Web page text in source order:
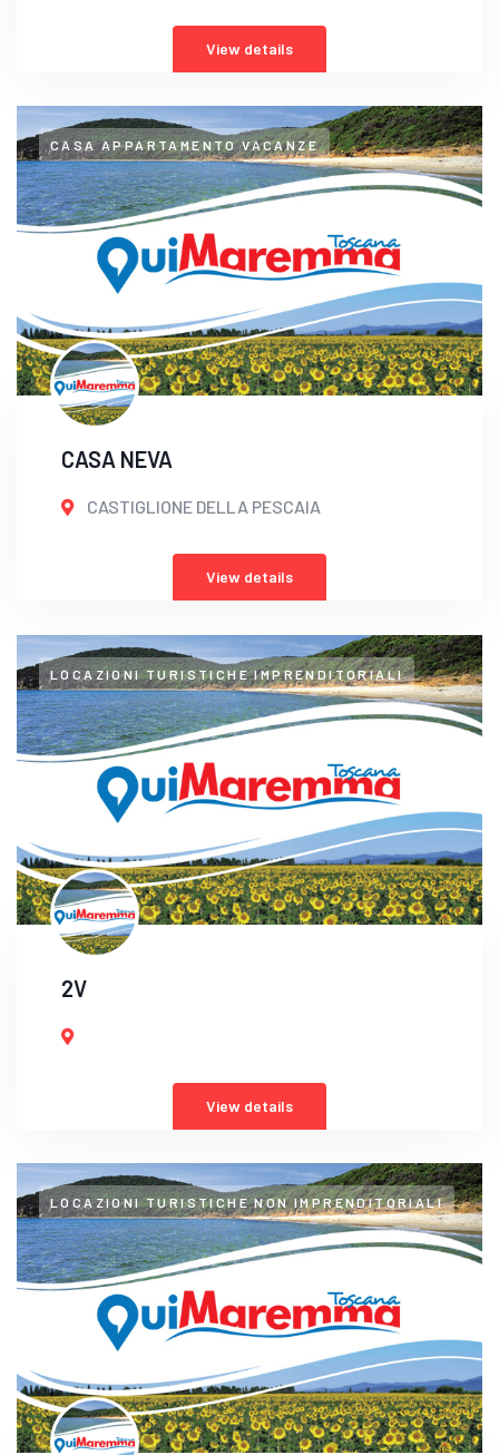
View details
CASA APPARTAMENTO VACANZE
CASA NEVA
CASTIGLIONE DELLA PESCAIA
View details
LOCAZIONI TURISTICHE IMPRENDITORIALI
2V
View details
LOCAZIONI TURISTICHE NON IMPRENDITORIALI